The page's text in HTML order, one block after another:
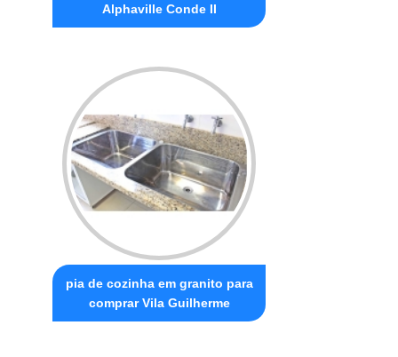
Alphaville Conde II
pia de cozinha em granito para
comprar Vila Guilherme